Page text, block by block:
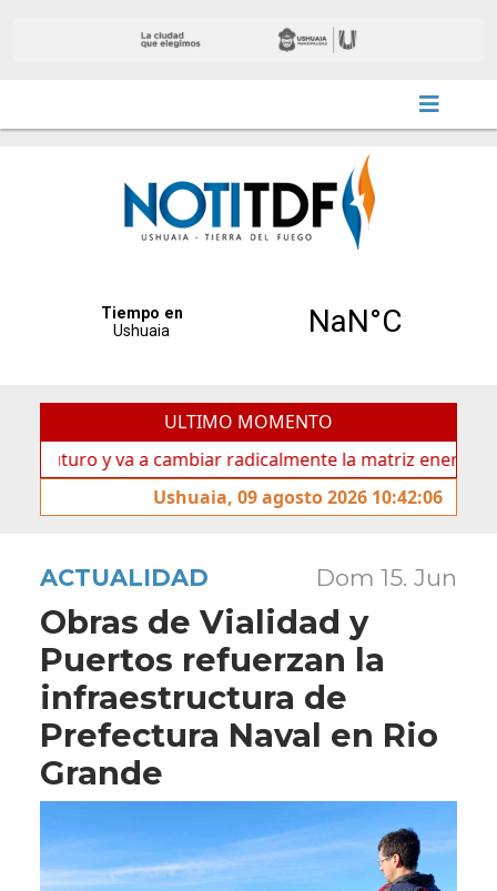
ULTIMO MOMENTO
y va a cambiar radicalmente la matriz energética de
Ushuaia, 09 agosto 2026 10:42:06
ACTUALIDAD Dom 15. Jun
Obras de Vialidad y
Puertos refuerzan la
infraestructura de
Prefectura Naval en Rio
Grande